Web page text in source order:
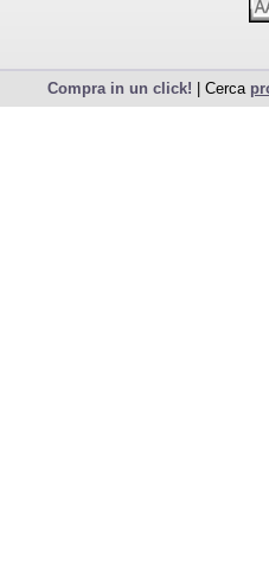
Compra in un click! | Cerca